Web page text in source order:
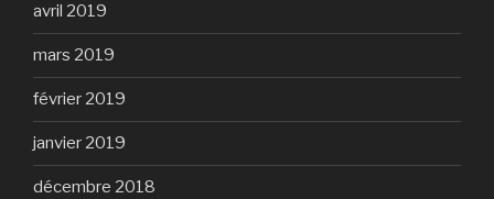
avril 2019
mars 2019
février 2019
janvier 2019
décembre 2018